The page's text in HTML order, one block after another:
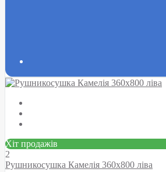
Хіт продажів
2
Рушникосушка Камелія 360х800 ліва